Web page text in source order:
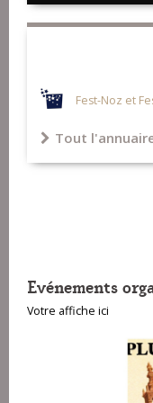
Fest-Noz et
Tout
Evénements
Votre affiche ici